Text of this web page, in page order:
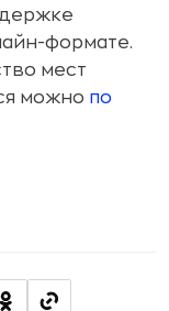
формате.
мест
можно по